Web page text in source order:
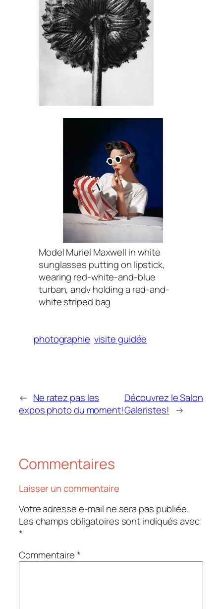
Model Muriel Maxwell in white
sunglasses putting on lipstick,
wearing red-white-and-blue
turban, andv holding a red-and-
white striped bag
photographie visite guidée
← Ne ratez pas les
expos photo du moment!
Découvrez le Salon
Galeristes! →
Commentaires
Laisser un commentaire
Votre adresse e-mail ne sera pas publiée.
Les champs obligatoires sont indiqués avec
*
Commentaire*